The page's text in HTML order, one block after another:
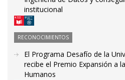
institucional
RECONOCIMIENTOS
El Programa Desafío de la
recibe el Premio Expansión a
Humanos